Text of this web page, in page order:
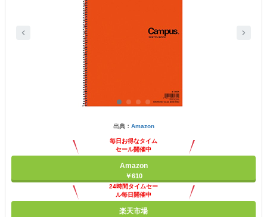
出典： Amazon
毎日お得なタイム
セール開催中
Amazon
￥610
24時間タイムセー
ル毎日開催中
楽天市場